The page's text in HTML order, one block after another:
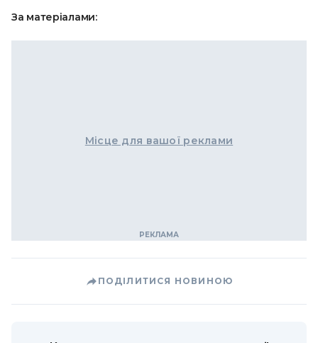
За матеріалами:
Місце для вашої реклами
ПОДІЛИТИСЯ НОВИНОЮ